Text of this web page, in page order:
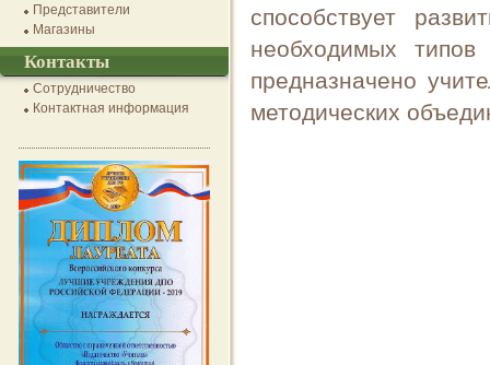
способствует
необходимых типов
предназначено
методических
Представители
Магазины
Контакты
Сотрудничество
Контактная информация